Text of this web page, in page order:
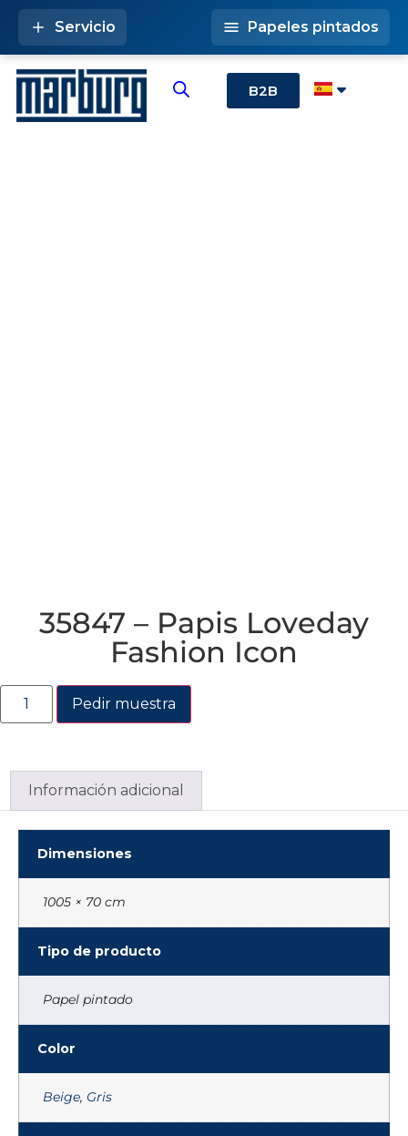
B2B
Servicio Papeles pintados
35847 – Papis Loveday
Fashion Icon
Pedir muestra
Información adicional
Dimensiones
1005 × 70 cm
Tipo de producto
Papel pintado
Color
Beige, Gris